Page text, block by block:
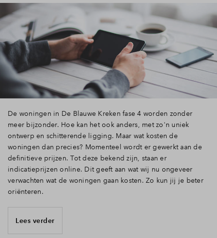
De woningen in De Blauwe Kreken fase 4 worden zonder
meer bijzonder. Hoe kan het ook anders, met zo'n uniek
ontwerp en schitterende ligging. Maar wat kosten de
woningen dan precies? Momenteel wordt er gewerkt aan de
definitieve prijzen. Tot deze bekend zijn, staan er
indicatieprijzen online. Dit geeft aan wat wij nu ongeveer
verwachten wat de woningen gaan kosten. Zo kun jij je beter
oriënteren.
Lees verder